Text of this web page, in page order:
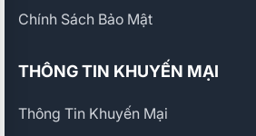
Chính Sách Bảo Mật
THÔNG TIN KHUYẾN MẠI
Thông Tin Khuyến Mại